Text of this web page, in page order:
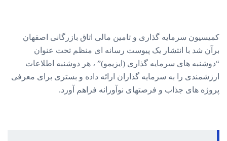
کمیسیون سرمایه گذاری و تامین مالی اتاق بازرگانی اصفهان
برآن شد با انتشار یک پیوست رسانه ای منظم تحت عنوان
“دوشنبه های سرمایه گذاری (ایزیمو)” ، هر دوشنبه اطلاعات
ارزشمندی را به سرمایه گذاران ارائه داده و بستری برای معرفی
پروژه های جذاب و فرصتهای نوآورانه فراهم آورد.